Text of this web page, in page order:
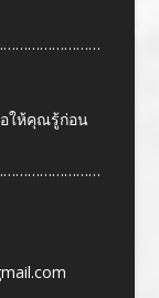
ให้คุณรู้ก่อน